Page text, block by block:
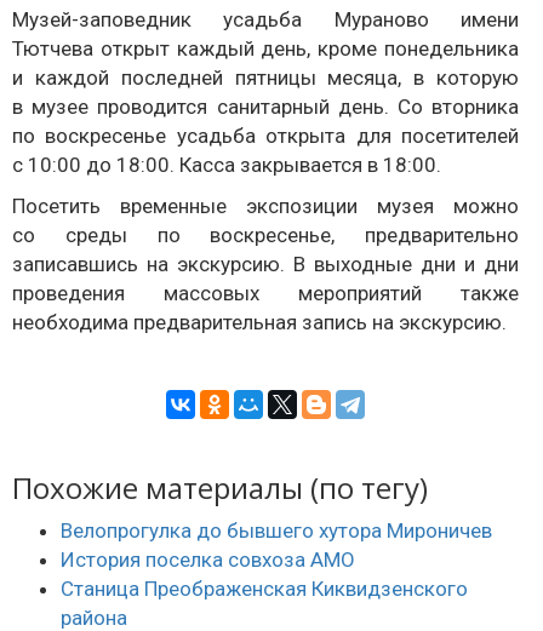
Музей-заповедник усадьба Мураново имени
Тютчева открыт каждый день, кроме понедельника
и каждой последней пятницы месяца, в которую
в музее проводится санитарный день. Со вторника
по воскресенье усадьба открыта для посетителей
с 10:00 до 18:00. Касса закрывается в 18:00.
Посетить временные экспозиции музея можно
со среды по воскресенье, предварительно
записавшись на экскурсию. В выходные дни и дни
проведения массовых мероприятий также
необходима предварительная запись на экскурсию.
Похожие материалы (по тегу)
Велопрогулка до бывшего хутора Мироничев
История поселка совхоза АМО
Станица Преображенская Киквидзенского
района